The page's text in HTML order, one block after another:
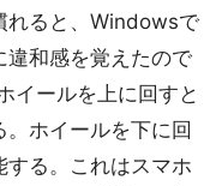
れると、Windowsで
違和感を覚えたので
イールを上に回すと
。ホイールを下に回
する。これはスマホ